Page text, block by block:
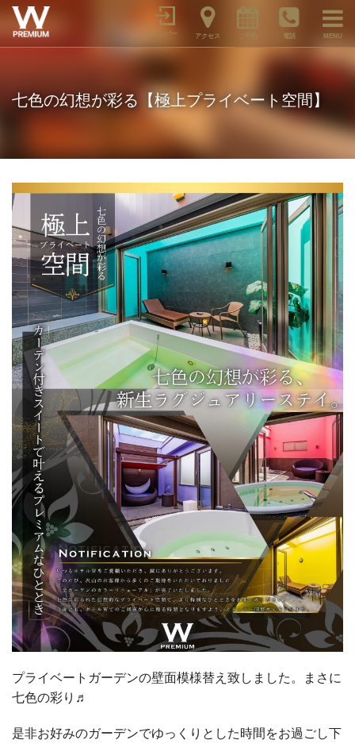
メンバー アクセス 電話 MENU
七色の幻想が彩る【極上プライベート空間】
プライベートガーデンの壁面模様替え致しました。まさに
七色の彩り♬
是非お好みのガーデンでゆっくりとした時間をお過ごし下